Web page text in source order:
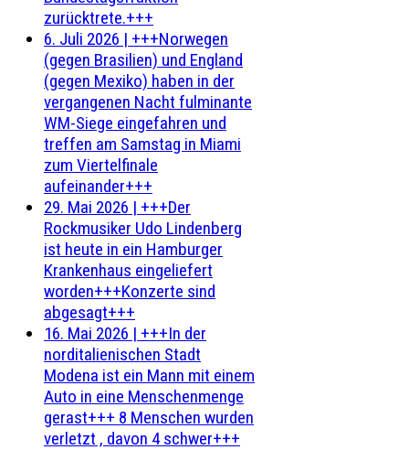
zurücktrete.+++
6. Juli 2026 | +++Norwegen
(gegen Brasilien) und England
(gegen Mexiko) haben in der
vergangenen Nacht fulminante
WM-Siege eingefahren und
treffen am Samstag in Miami
zum Viertelfinale
aufeinander+++
29. Mai 2026 | +++Der
Rockmusiker Udo Lindenberg
ist heute in ein Hamburger
Krankenhaus eingeliefert
worden+++Konzerte sind
abgesagt+++
16. Mai 2026 | +++In der
norditalienischen Stadt
Modena ist ein Mann mit einem
Auto in eine Menschenmenge
gerast+++ 8 Menschen wurden
verletzt , davon 4 schwer+++